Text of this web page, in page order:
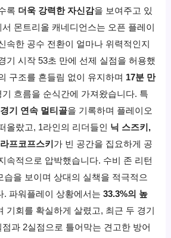
록 더욱 강력한 자신감을 보여주고 있
몬트리올 캐네디언스는 오픈 플레이
속한 공수 전환이 얼마나 위력적인지
기 시작 53초 만에 선제 실점을 허용했
구조를 흔들림 없이 유지하며 17분 만
기 흐름을 순식간에 가져왔습니다. 특
기 연속 멀티골을 기록하며 플레이오
올랐고, 1라인의 리더들인 닉 스즈키,
프코프스키 가 빈 공간을 집요하게 공
속적으로 압박했습니다. 수비 존 리턴
습을 보이며 상대의 실책을 적극적으
. 파워플레이 상황에서는33.3%의 높
기회를 확실하게 살렸고, 최근 두 경기
과 2실점으로 틀어막는 견고한 방어